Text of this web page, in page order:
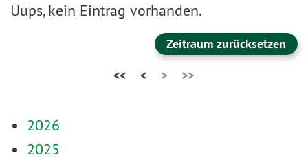
Uups, kein Eintrag vorhanden.
Zeitraum zurücksetzen
<<
< > >>
2026
2025